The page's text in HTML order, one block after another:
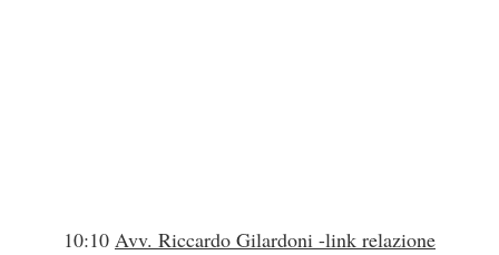
10:10 Avv. Riccardo Gilardoni -link relazione